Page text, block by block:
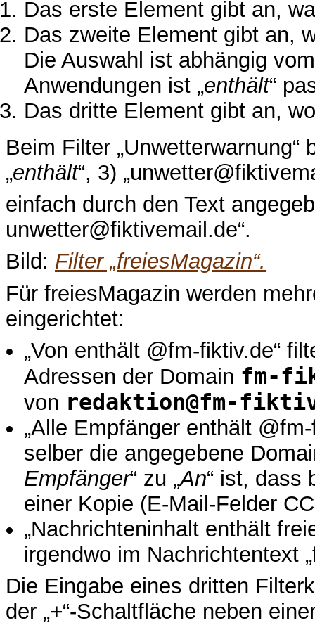
Das erste Element gibt an,
Das zweite Element gibt an,
Die Auswahl ist abhängig
Anwendungen ist „enthält“
Das dritte Element gibt an,
Beim Filter „Unwetterwarnung“
„enthält“, 3)
einfach durch den Text
unwetter@fiktivemail.de“.
Bild: Filter „freiesMagazin“.
Für freiesMagazin werden
eingerichtet:
„Von enthält @fm-fiktiv.de“
Adressen der Domain fm-
von redaktion@fm-
„Alle Empfänger enthält
selber die angegebene
Empfänger“ zu „An“ ist, dass
einer Kopie (E-Mail-Felder
„Nachrichteninhalt enthält
irgendwo im Nachrichtentext
Die Eingabe eines dritten
der „+“-Schaltfläche neben